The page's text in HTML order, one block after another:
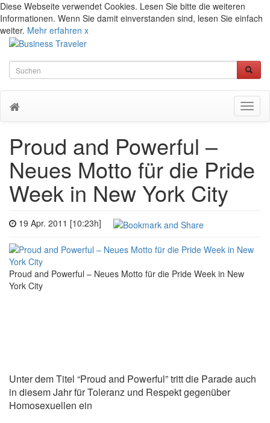
Diese Webseite verwendet Cookies. Lesen Sie bitte die weiteren
Informationen. Wenn Sie damit einverstanden sind, lesen Sie einfach
weiter. Mehr erfahren x
Proud and Powerful –
Neues Motto für die Pride
Week in New York City
19 Apr. 2011 [10:23h]
Proud and Powerful – Neues Motto für die Pride Week in New
York City
Unter dem Titel “Proud and Powerful” tritt die Parade auch
in diesem Jahr für Toleranz und Respekt gegenüber
Homosexuellen ein